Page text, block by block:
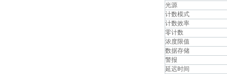
光源
计数模式
计数效率
零计数
浓度限值
数据存储
警报
延迟时间